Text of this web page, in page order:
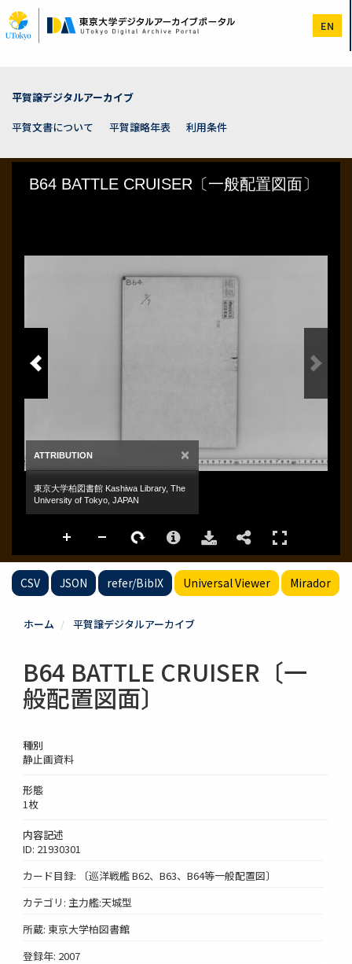
イ
ン
EN
平賀譲デジタルアーカイブ
平賀文書について
平賀譲略年表 利用条件
CSV JSON refer/BibIX Universal Viewer Mirador
ホーム 平賀譲デジタルアーカイブ
B64 BATTLE CRUISER〔一
般配置図面〕
種別
静止画資料
形態
1枚
内容記述
ID: 21930301
カード目録: 〔巡洋戦艦 B62、B63、B64等一般配置図〕
カテゴリ: 主力艦:天城型
所蔵: 東京大学柏図書館
登録年: 2007